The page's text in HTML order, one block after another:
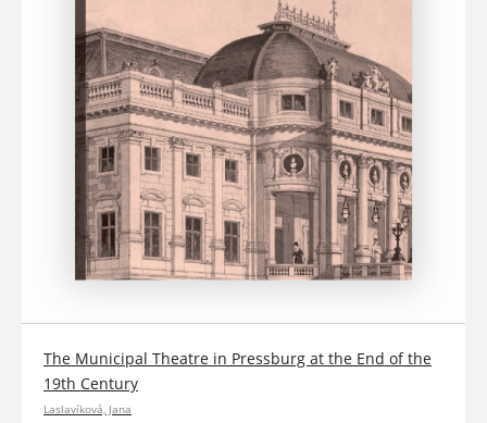
The Municipal Theatre in Pressburg at the End of the
19th Century
Laslavíková, Jana